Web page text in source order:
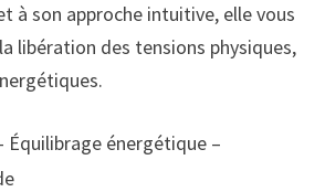
à son approche intuitive, elle vous
libération des tensions physiques,
Équilibrage énergétique –